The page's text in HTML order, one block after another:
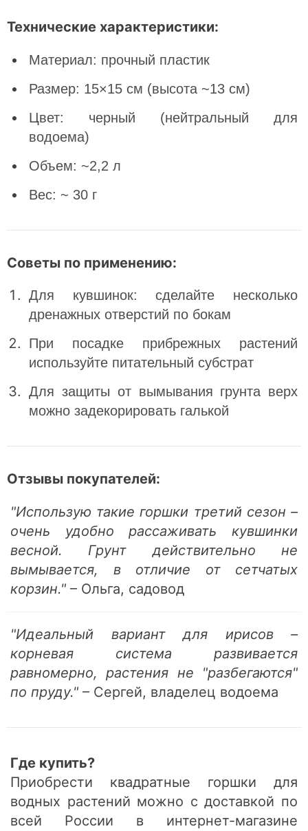
Технические характеристики:
Материал: прочный пластик
Размер: 15×15 см (высота ~13 см)
Цвет: черный (нейтральный для
водоема)
Объем: ~2,2 л
Вес: ~ 30 г
Советы по применению:
Для кувшинок: сделайте несколько
дренажных отверстий по бокам
При посадке прибрежных растений
используйте питательный субстрат
Для защиты от вымывания грунта верх
можно задекорировать галькой
Отзывы покупателей:
"Использую такие горшки третий сезон –
очень удобно рассаживать кувшинки
весной. Грунт действительно не
вымывается, в отличие от сетчатых
корзин." – Ольга, садовод
"Идеальный вариант для ирисов –
корневая система развивается
равномерно, растения не "разбегаются"
по пруду." – Сергей, владелец водоема
Где купить?
Приобрести квадратные горшки для
водных растений можно с доставкой по
всей России в интернет-магазине